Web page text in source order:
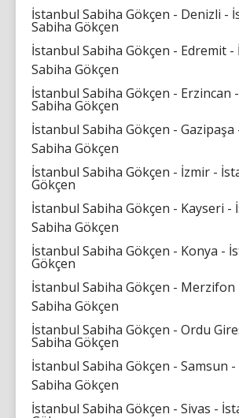
İstanbul Sabiha Gökçen - Denizli -
Sabiha Gökçen
İstanbul Sabiha Gökçen - Edremit
Sabiha Gökçen
İstanbul Sabiha Gökçen - Erzincan
Sabiha Gökçen
İstanbul Sabiha Gökçen -
Sabiha Gökçen
İstanbul Sabiha Gökçen - İzmir -
Gökçen
İstanbul Sabiha Gökçen - Kayseri -
Sabiha Gökçen
İstanbul Sabiha Gökçen - Konya -
Gökçen
İstanbul Sabiha Gökçen -
Sabiha Gökçen
İstanbul Sabiha Gökçen - Ordu
Sabiha Gökçen
İstanbul Sabiha Gökçen - Samsun
Sabiha Gökçen
İstanbul Sabiha Gökçen - Sivas -